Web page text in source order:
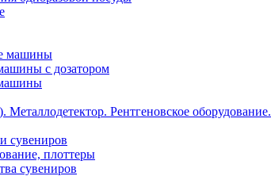
машины
с дозатором
Рентгеновское оборудование.
сувениров
плоттеры
сувениров